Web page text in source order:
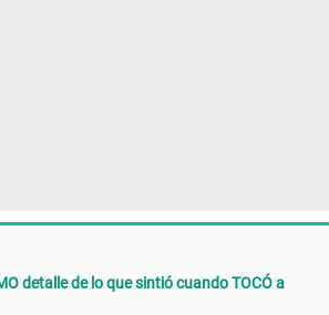
detalle de lo que sintió cuando TOCÓ a